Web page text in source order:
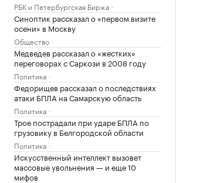
РБК и Петербургская Биржа
Синоптик рассказал о «первом визите
осени» в Москву
Общество
Медведев рассказал о «жестких»
переговорах с Саркози в 2008 году
Политика
Федорищев рассказал о последствиях
атаки БПЛА на Самарскую область
Политика
Трое пострадали при ударе БПЛА по
грузовику в Белгородской области
Политика
Искусственный интеллект вызовет
массовые увольнения — и еще 10
мифов